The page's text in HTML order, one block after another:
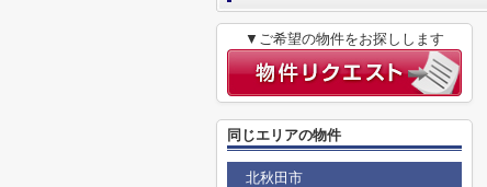
▼ご希望の物件をお探しします
同じエリアの物件
北秋田市